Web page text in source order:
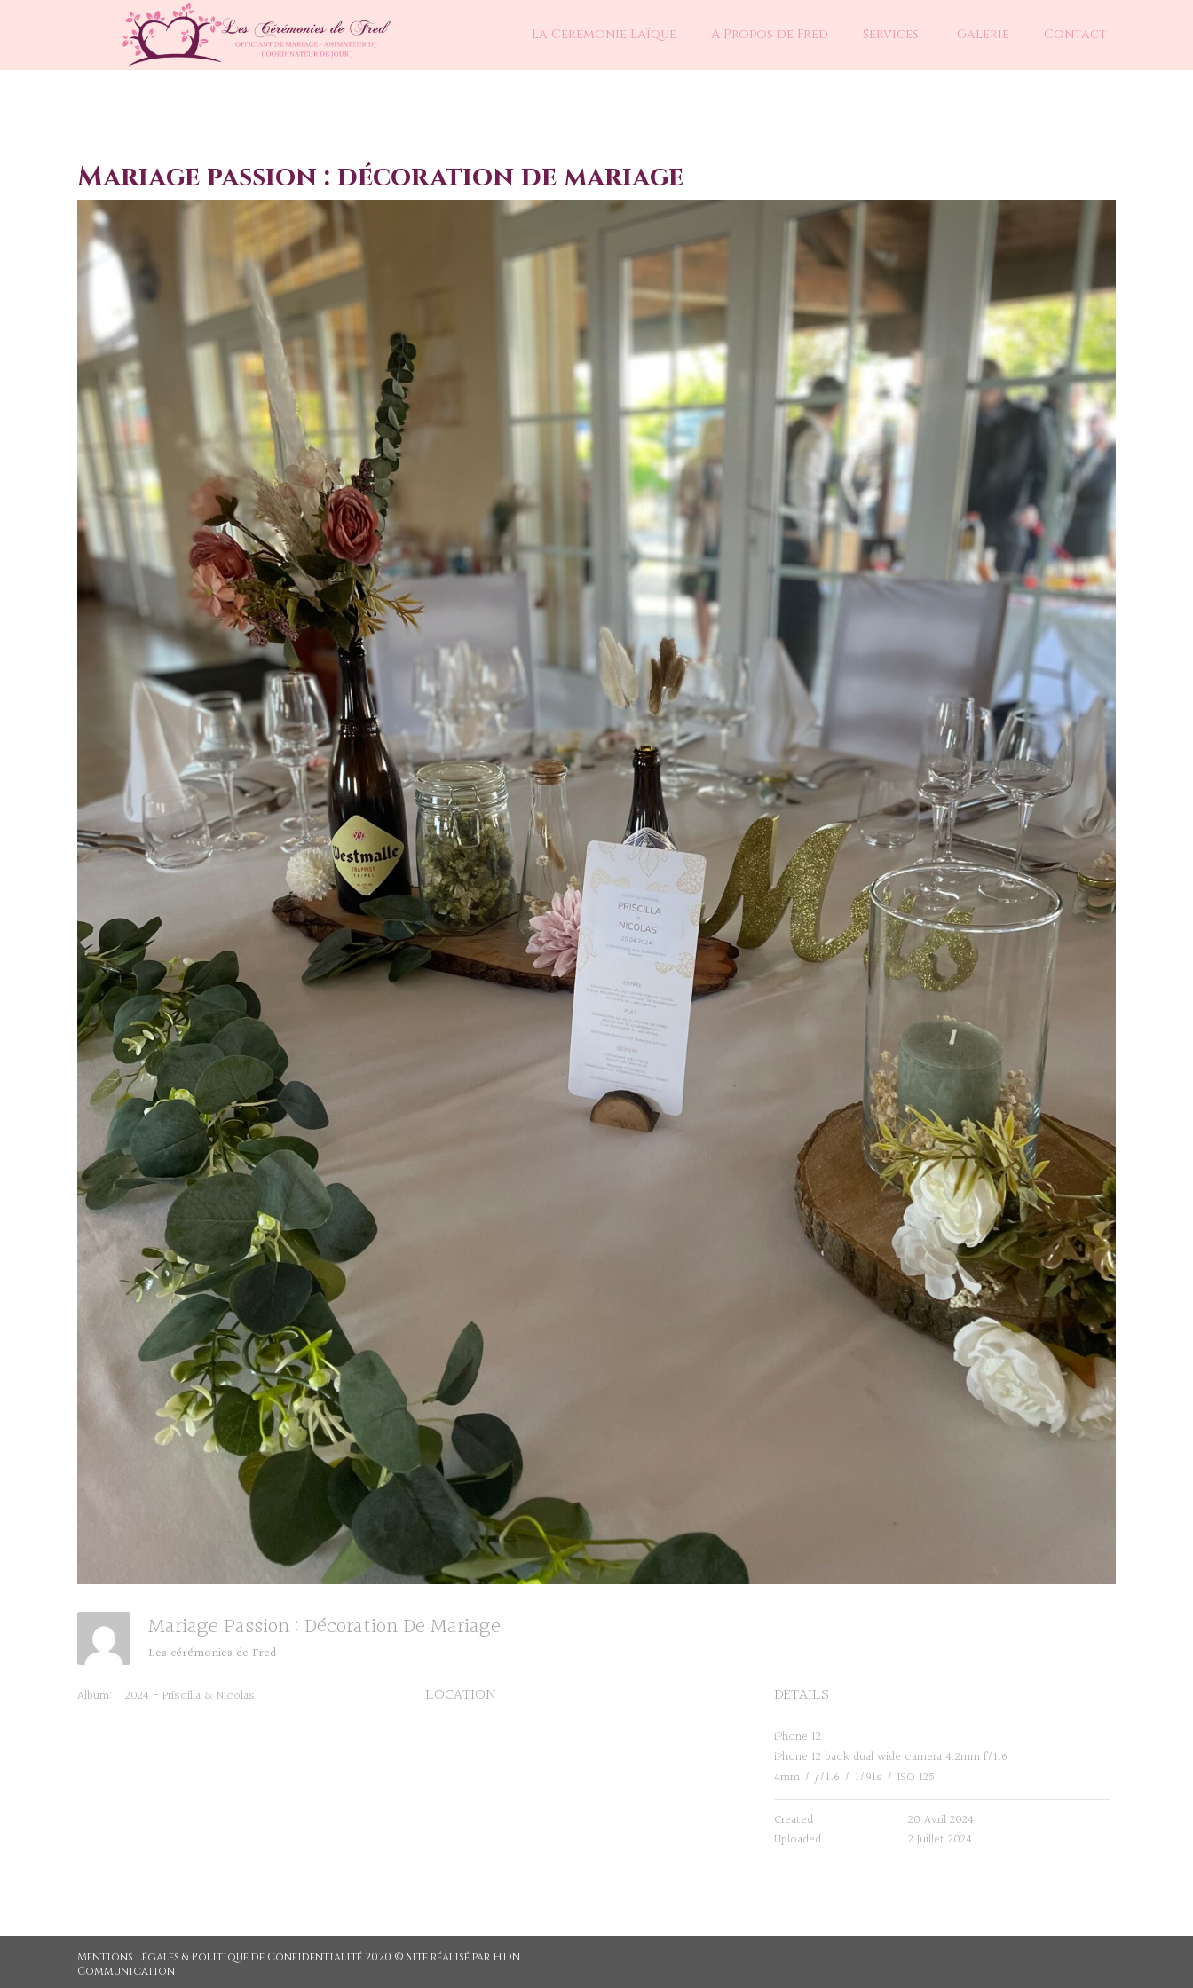
La Cérémonie Laïque A Propos de Fred Services Galerie Contact
Mariage passion : décoration de mariage
Mariage Passion : Décoration De Mariage
Les cérémonies de Fred
Album: 2024 - Priscilla & Nicolas LOCATION DETAILS
iPhone 12
iPhone 12 back dual wide camera 4.2mm f/1.6
4mm / ƒ/1.6 / 1/91s / ISO 125
Created
20 Avril 2024
Uploaded
2 Juillet 2024
Mentions Légales & Politique de Confidentialité 2020 © Site réalisé par HDN
Communication